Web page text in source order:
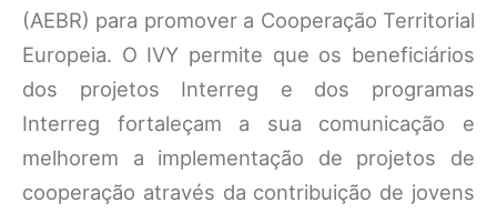
(AEBR) para promover a Cooperação Territorial
Europeia. O IVY permite que os beneficiários
dos projetos Interreg e dos programas
Interreg fortaleçam a sua comunicação e
melhorem a implementação de projetos de
cooperação através da contribuição de jovens